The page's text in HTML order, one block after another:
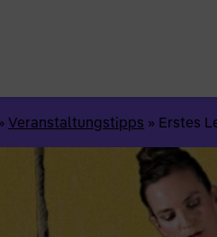
Veranstaltungstipps » Erstes